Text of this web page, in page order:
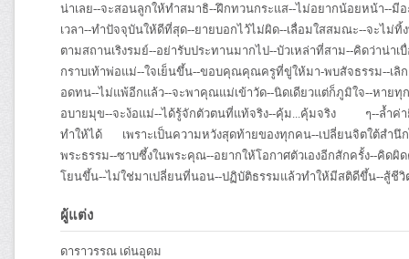
น่าเลย--จะสอนลูกให้ทำสมาธิ--ฝึกทวนกระแส--ไม่อยากน้อยหน้า--มี
เวลา--ทำปัจจุบันให้ดีที่สุด--ยายบอกไว้ไม่ผิด--เลื่อมใสสมณะ--จะไม่
ตามสถานเริงรมย์--อย่ารับประทานมากไป--บัวเหล่าที่สาม--คิดว่าน่
กราบเท้าพ่อแม่--ใจเย็นขึ้น--ขอบคุณคุณครูที่ขู่ให้มา-พบสัจธรรม--เลิก
อดทน--ไม่แพ้อีกแล้ว--จะพาคุณแม่เข้าวัด--นิดเดียวแต่ก็ภูมิใจ--หายทุ
อบายมุข--จะง้อแม่--ได้รู้จักตัวตนที่แท้จริง--คุ้ม...คุ้มจริง ๆ--ล้ำค่า
ทำให้ได้ เพราะเป็นความหวังสุดท้ายของทุกคน--เปลี่ยนจิตใต้สำนึ
พระธรรม--ซาบซึ้งในพระคุณ--อยากให้โอกาศตัวเองอีกสักครั้ง--คิด
โยนขึ้น--ไม่ใช่มาเปลี่ยนที่นอน--ปฏิบัติธรรมแล้วทำให้มีสติดีขึ้น--สู้ชีวิ
ผู้แต่ง
ดาราวรรณ เด่นอุดม